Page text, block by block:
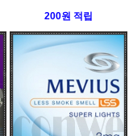
200원 적립